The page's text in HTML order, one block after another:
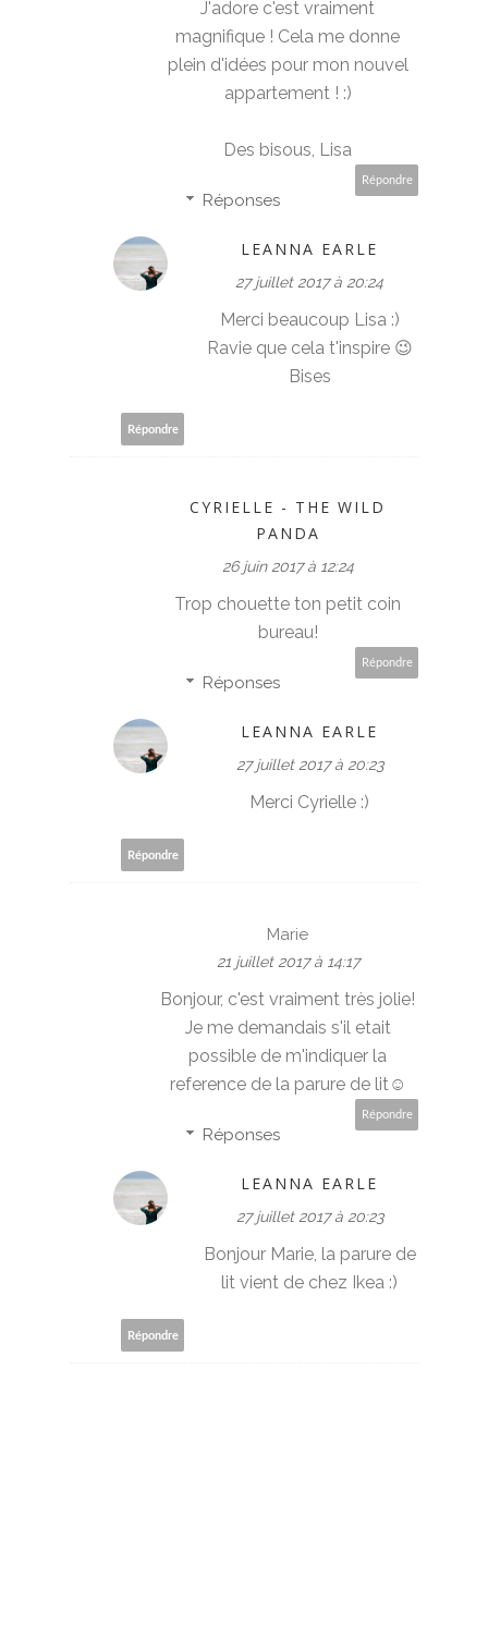
J'adore c'est vraiment
magnifique ! Cela me donne
plein d'idées pour mon nouvel
appartement ! :)
Des bisous, Lisa
Répondre
Réponses
LEANNA EARLE
27 juillet 2017 à 20:24
Merci beaucoup Lisa :)
Ravie que cela t'inspire 😉
Bises
Répondre
CYRIELLE - THE WILD
PANDA
26 juin 2017 à 12:24
Trop chouette ton petit coin
bureau!
Répondre
Réponses
LEANNA EARLE
27 juillet 2017 à 20:23
Merci Cyrielle :)
Répondre
Marie
21 juillet 2017 à 14:17
Bonjour, c'est vraiment très jolie!
Je me demandais s'il etait
possible de m'indiquer la
reference de la parure de lit☺
Répondre
Réponses
LEANNA EARLE
27 juillet 2017 à 20:23
Bonjour Marie, la parure de
lit vient de chez Ikea :)
Répondre